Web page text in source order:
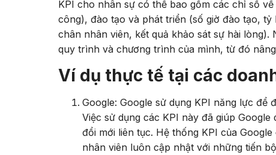
KPI cho nhân sự có thể bao gồm các chỉ số
công), đào tạo và phát triển (số giờ đào tạo,
chân nhân viên, kết quả khảo sát sự hài
quy trình và chương trình của mình, từ đó
Ví dụ thực tế tại các
Google: Google sử dụng KPI năng lực để
Việc sử dụng các KPI này đã giúp
đổi mới liên tục. Hệ thống KPI của
nhân viên luôn cập nhật với những tiến